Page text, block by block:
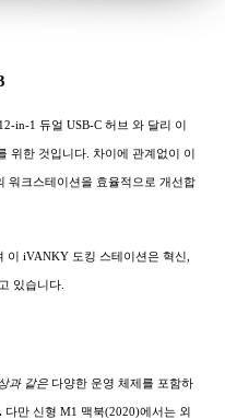
in-1 듀얼 USB-C 허브 와 달리 이
위한 것입니다. 차이에 관계없이 이
워크스테이션을 효율적으로 개선합
이 iVANKY 도킹 스테이션은 혁신,
있습니다.
과 같은 다양한 운영 체제를 포함하
다만 신형 M1 맥북(2020)에서는 외